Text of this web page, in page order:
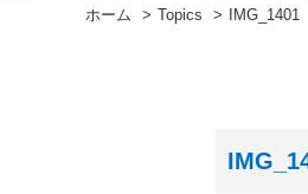
ホーム Topics IMG_1401